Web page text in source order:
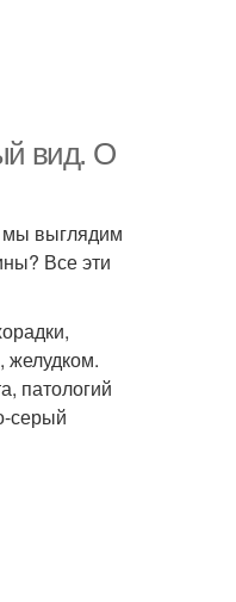
вид. О
мы выглядим
Все эти
желудком.
патологий
серый